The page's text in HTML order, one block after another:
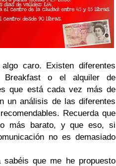
caro. Existen diferentes
Breakfast o el alquiler de
que está cada vez más de
un análisis de las diferentes
Recuerda que
más barato, y que eso, si
no es demasiado
que me he propuesto